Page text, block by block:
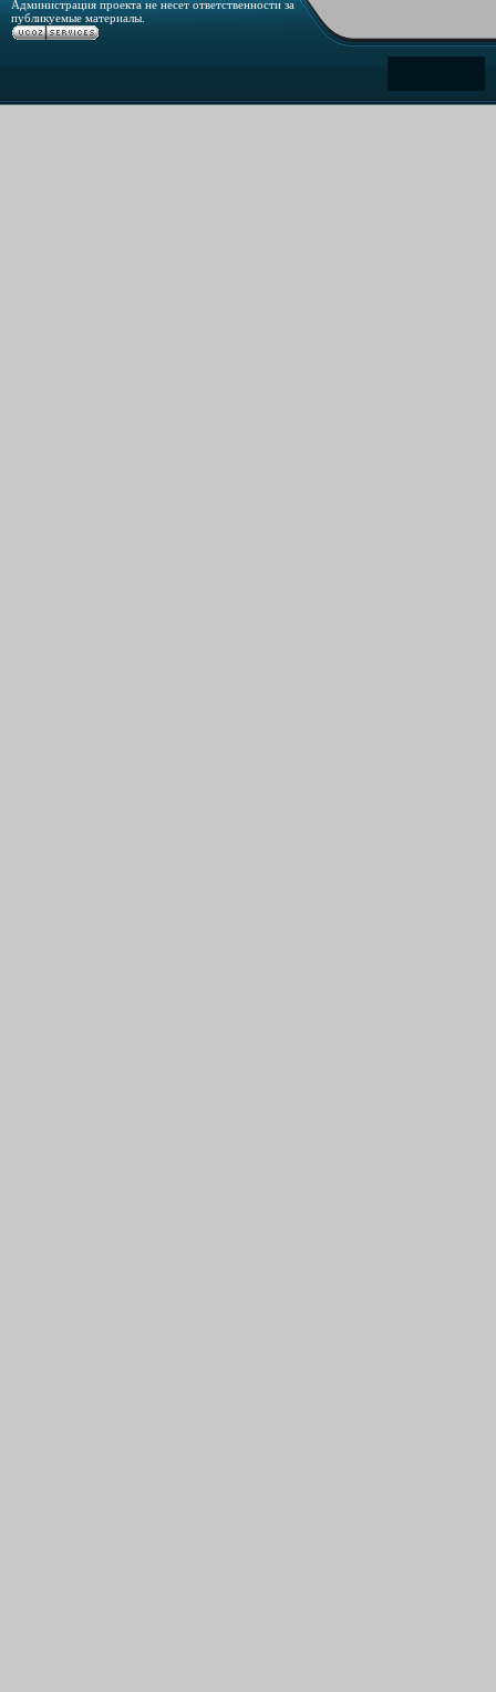
Администрация проекта не несет ответственности за
публикуемые материалы.